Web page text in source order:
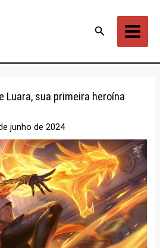
Pesquisar
Luara, sua primeira heroína
junho de 2024